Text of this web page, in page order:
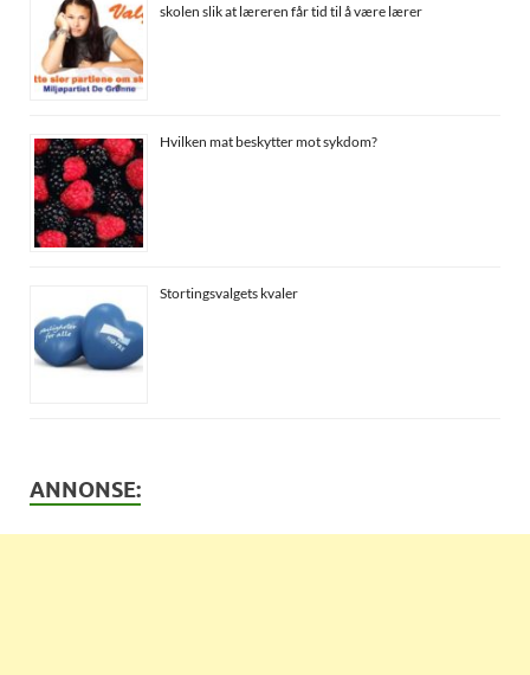
skolen slik at læreren får tid til å være lærer
Hvilken mat beskytter mot sykdom?
Stortingsvalgets kvaler
ANNONSE: